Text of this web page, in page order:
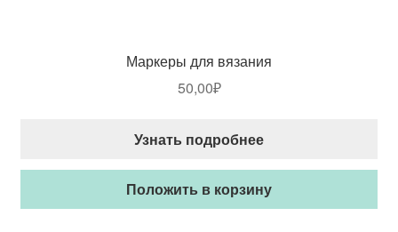
Маркеры для вязания
50,00₽
Узнать подробнее
Положить в корзину